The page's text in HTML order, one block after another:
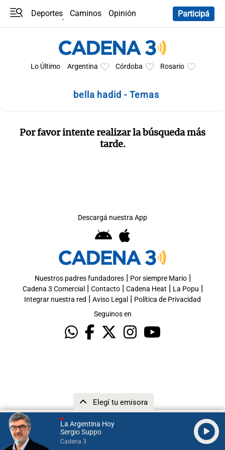
La Argentina Hoy
Sergio Suppo
Cadena 3
Elegí tu emisora
Deportes Caminos
Opinión
Participá
Lo Último Argentina Córdoba Rosario
bella hadid - Temas
Por favor intente realizar la búsqueda más
tarde.
Descargá nuestra App
Nuestros padres fundadores| Por siempre Mario|
Cadena 3 Comercial | Contacto| Cadena Heat | La Popu |
Integrar nuestra red | Aviso Legal | Política de Privacidad
Seguinos en